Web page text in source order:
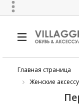
Главная страница
Женские